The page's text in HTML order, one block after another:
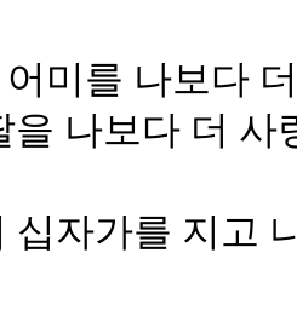
어미를 나보다
을 나보다 더
십자가를 지고